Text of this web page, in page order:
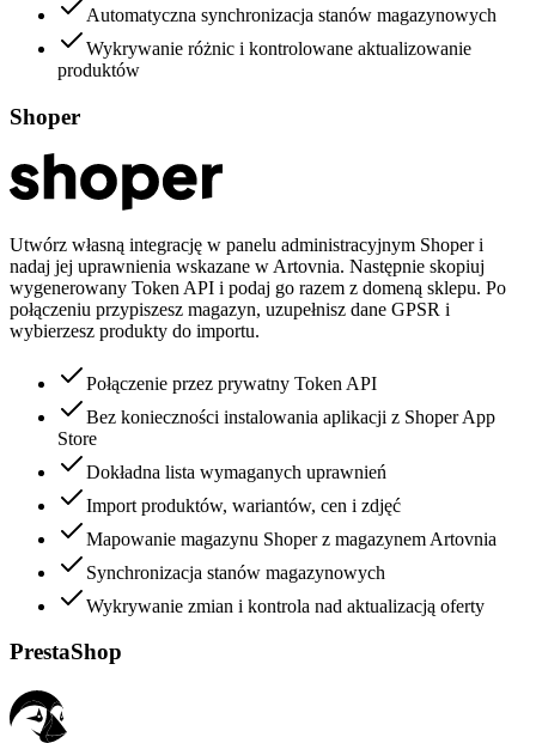
Automatyczna synchronizacja stanów magazynowych
Wykrywanie różnic i kontrolowane aktualizowanie
produktów
Shoper
Utwórz własną integrację w panelu administracyjnym Shoper i
nadaj jej uprawnienia wskazane w Artovnia. Następnie skopiuj
wygenerowany Token API i podaj go razem z domeną sklepu. Po
połączeniu przypiszesz magazyn, uzupełnisz dane GPSR i
wybierzesz produkty do importu.
Połączenie przez prywatny Token API
Bez konieczności instalowania aplikacji z Shoper App
Store
Dokładna lista wymaganych uprawnień
Import produktów, wariantów, cen i zdjęć
Mapowanie magazynu Shoper z magazynem Artovnia
Synchronizacja stanów magazynowych
Wykrywanie zmian i kontrola nad aktualizacją oferty
PrestaShop